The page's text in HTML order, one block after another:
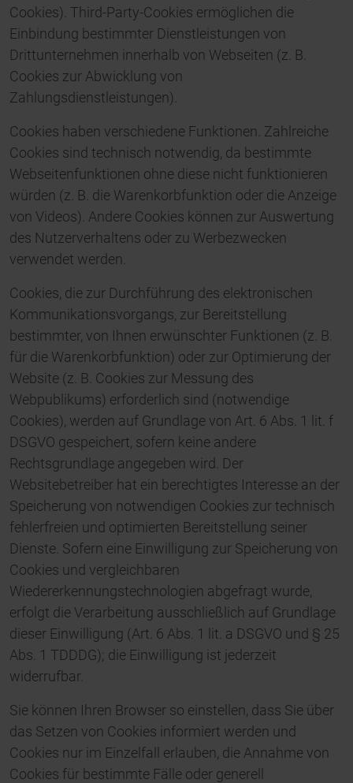
Cookies). Third-Party-Cookies ermöglichen die
Einbindung bestimmter Dienstleistungen von
Drittunternehmen innerhalb von Webseiten (z. B.
Cookies zur Abwicklung von
Zahlungsdienstleistungen).
Cookies haben verschiedene Funktionen. Zahlreiche
Cookies sind technisch notwendig, da bestimmte
Webseitenfunktionen ohne diese nicht funktionieren
würden (z. B. die Warenkorbfunktion oder die Anzeige
von Videos). Andere Cookies können zur Auswertung
des Nutzerverhaltens oder zu Werbezwecken
verwendet werden.
Cookies, die zur Durchführung des elektronischen
Kommunikationsvorgangs, zur Bereitstellung
bestimmter, von Ihnen erwünschter Funktionen (z. B.
für die Warenkorbfunktion) oder zur Optimierung der
Website (z. B. Cookies zur Messung des
Webpublikums) erforderlich sind (notwendige
Cookies), werden auf Grundlage von Art. 6 Abs. 1 lit. f
DSGVO gespeichert, sofern keine andere
Rechtsgrundlage angegeben wird. Der
Websitebetreiber hat ein berechtigtes Interesse an der
Speicherung von notwendigen Cookies zur technisch
fehlerfreien und optimierten Bereitstellung seiner
Dienste. Sofern eine Einwilligung zur Speicherung von
Cookies und vergleichbaren
Wiedererkennungstechnologien abgefragt wurde,
erfolgt die Verarbeitung ausschließlich auf Grundlage
dieser Einwilligung (Art. 6 Abs. 1 lit. a DSGVO und § 25
Abs. 1 TDDDG); die Einwilligung ist jederzeit
widerrufbar.
Sie können Ihren Browser so einstellen, dass Sie über
das Setzen von Cookies informiert werden und
Cookies nur im Einzelfall erlauben, die Annahme von
Cookies für bestimmte Fälle oder generell